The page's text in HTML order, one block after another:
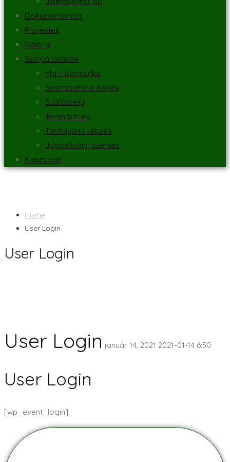
Dokumentumtár
Projektek
Galéria
Szolgáltatások
Mg.-i bérmunka
Sportcsarnok bérlés
Szálláshely
Terembérlés
Tanfolyami képzés
Jogosítvány szerzés
Kapcsolat
Home
User Login
User Login
User Login január 14, 2021 2021-01-14 6:50
User Login
[wp_event_login]